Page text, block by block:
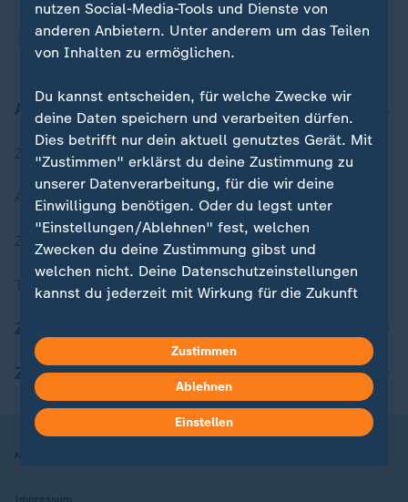
Aktuell bei ZDFheute
Zuletzt veröffentlicht
Aktuelle Sendungs-Videos
ZDFheute Stories
Themen im Überblick
ZDFheute Apps
Nutzungsbedingungen
Impressum
nutzen Social-Media-Tools und Dienste von
anderen Anbietern. Unter anderem um das Teilen
von Inhalten zu ermöglichen.
Du kannst entscheiden, für welche Zwecke wir
deine Daten speichern und verarbeiten dürfen.
Dies betrifft nur dein aktuell genutztes Gerät. Mit
"Zustimmen" erklärst du deine Zustimmung zu
unserer Datenverarbeitung, für die wir deine
Einwilligung benötigen. Oder du legst unter
"Einstellungen/Ablehnen" fest, welchen
Zwecken du deine Zustimmung gibst und
welchen nicht. Deine Datenschutzeinstellungen
kannst du jederzeit mit Wirkung für die Zukunft
Hier findest du das Impressum.
Weitere Informationen findest du in unserer
Datenschutzerklärung.
Zustimmen
Ablehnen
Einstellen